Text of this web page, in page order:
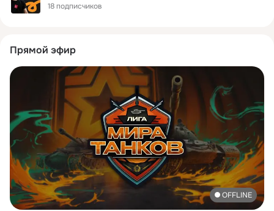
Прямой эфир
OFFLINE
18 подписчиков